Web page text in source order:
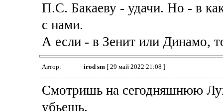
П.С. Бакаеву - удачи. Но - в
с нами.
А если - в Зенит или Динамо,
Автор: irod sm[ 29 май 2022 21:08 ]
Смотришь на сегодняшнюю
убьешь.